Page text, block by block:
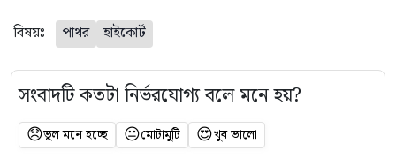
বিষয়ঃ পাথর হাইকোর্ট
সংবাদটি কতটা নির্ভরযোগ্য বলে মনে হয়?
😞ভুল মনে হচ্ছে 😐মোটামুটি 😍খুব ভালো